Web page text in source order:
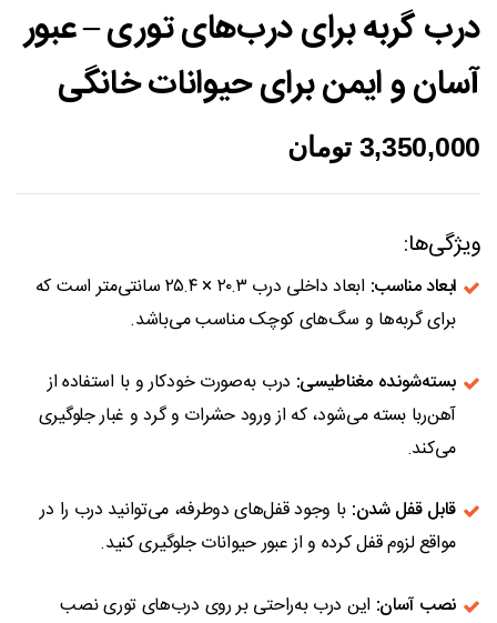
درب گربه برای درب‌های توری – عبور
آسان و ایمن برای حیوانات خانگی
3,350,000 تومان
ویژگی‌ها:
ابعاد مناسب:
ابعاد داخلی درب ۲۰.۳ × ۲۵.۴ سانتی‌متر است که
برای گربه‌ها و سگ‌های کوچک مناسب می‌باشد.
بسته‌شونده مغناطیسی: درب به‌صورت خودکار و با استفاده از
آهن‌ربا بسته می‌شود، که از ورود حشرات و گرد و غبار جلوگیری
می‌کند.
قابل قفل شدن: با وجود قفل‌های دوطرفه، می‌توانید درب را در
مواقع لزوم قفل کرده و از عبور حیوانات جلوگیری کنید.
نصب آسان: این درب به‌راحتی بر روی درب‌های توری نصب